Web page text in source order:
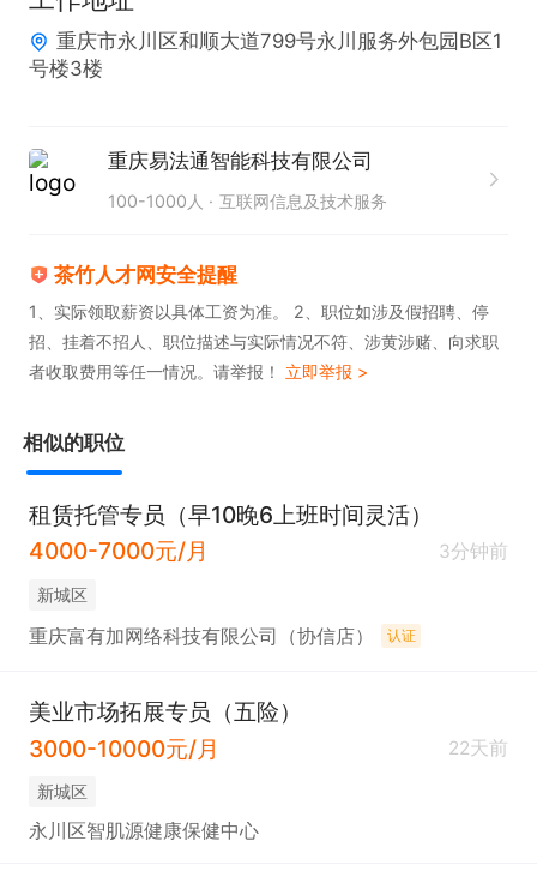
作为新三板上市的法律科技企业，我们会分配符合开
发的企业客户资源，不用从零找线索、不用愁没客
哪怕你没销售经验、不懂法律知识，也能轻松起步：
资深师父 1 对 1 全流程帮：从客户沟通话术、法务产
向客户发给师父，师父就会全程协助谈单、推进签
约，帮你降低开单压力，轻松享受高提成；
公司 AI 工具辅助：自动生成沟通话术、匹配法务套
高效，新人也能快速出成果。
3.福利扎实，工作有安全感
上班时间：上午8:30-12:00，下午13:30-17:30，周
三晚上18:00-20:00；
保障全：五险一金，周末双休，法定节假日休、带薪
年假、婚假、产假；
卷，相处无压力；
晋升明：客户经理→带教师父→部门经理→城市总
监，能力达标就能升，不看资历看实力。
重庆市永川区和顺大道799号永川服务外包园B区1
号楼3楼
重庆易法通智能科技有限公司
100-1000人 互联网信息及技术服务
茶竹人才网安全提醒
1、实际领取薪资以具体工资为准。 2、职位如涉及假招聘、停
招、挂着不招人、职位描述与实际情况不符、涉黄涉赌、向求职
者收取费用等任一情况。请举报！ 立即举报 >
相似的职位
租赁托管专员（早10晚6上班时间灵活）
4000-7000元/月
3分钟前
新城区
重庆富有加网络科技有限公司（协信店） 认证
美业市场拓展专员（五险）
3000-10000元/月
22天前
新城区
永川区智肌源健康保健中心